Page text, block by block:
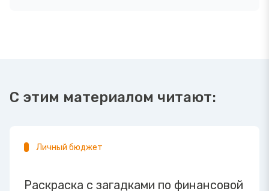
С этим материалом читают:
Личный бюджет
Раскраска с загадками по финансовой